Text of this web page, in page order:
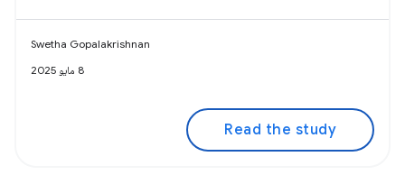
Swetha Gopalakrishnan
8 مايو 2025
Read the study